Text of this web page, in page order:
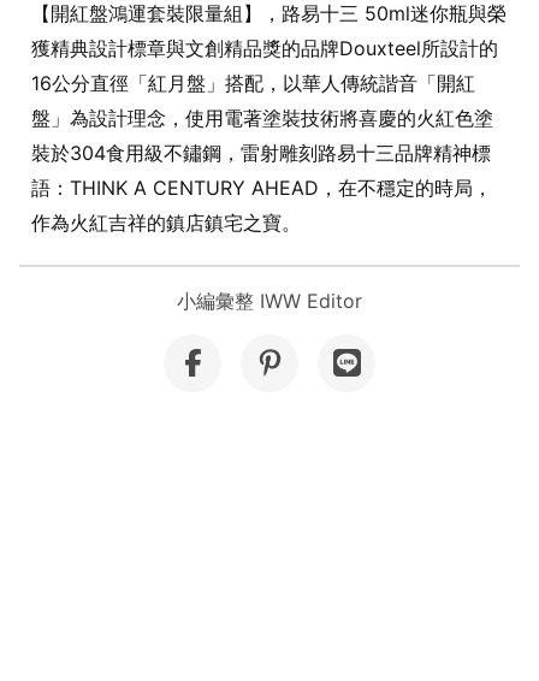
【開紅盤鴻運套裝限量組】，路易十三 50ml迷你瓶與榮
獲精典設計標章與文創精品獎的品牌Douxteel所設計的
16公分直徑「紅月盤」搭配，以華人傳統諧音「開紅
盤」為設計理念，使用電著塗裝技術將喜慶的火紅色塗
裝於304食用級不鏽鋼，雷射雕刻路易十三品牌精神標
語：THINK A CENTURY AHEAD，在不穩定的時局，
作為火紅吉祥的鎮店鎮宅之寶。
小編彙整 IWW Editor